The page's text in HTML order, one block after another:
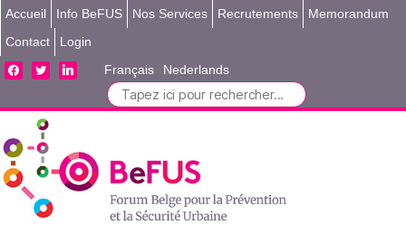
Accueil Info BeFUS Nos Services Recrutements
Memorandum
Contact
Login
facebooktwitterlinkedin Français Nederlands
Search
for: